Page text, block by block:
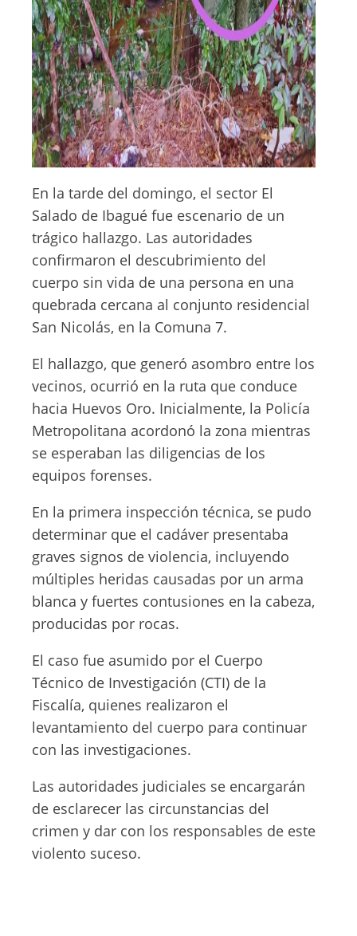
En la tarde del domingo, el sector El
Salado de Ibagué fue escenario de un
trágico hallazgo. Las autoridades
confirmaron el descubrimiento del
cuerpo sin vida de una persona en una
quebrada cercana al conjunto residencial
San Nicolás, en la Comuna 7.
El hallazgo, que generó asombro entre los
vecinos, ocurrió en la ruta que conduce
hacia Huevos Oro. Inicialmente, la Policía
Metropolitana acordonó la zona mientras
se esperaban las diligencias de los
equipos forenses.
En la primera inspección técnica, se pudo
determinar que el cadáver presentaba
graves signos de violencia, incluyendo
múltiples heridas causadas por un arma
blanca y fuertes contusiones en la cabeza,
producidas por rocas.
El caso fue asumido por el Cuerpo
Técnico de Investigación (CTI) de la
Fiscalía, quienes realizaron el
levantamiento del cuerpo para continuar
con las investigaciones.
Las autoridades judiciales se encargarán
de esclarecer las circunstancias del
crimen y dar con los responsables de este
violento suceso.